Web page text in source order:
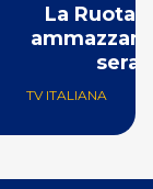
La Ruota
TV ITALIANA